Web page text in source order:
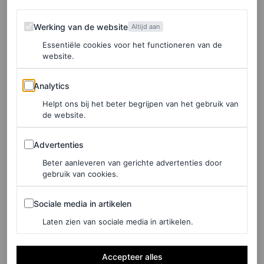
/10
Werking van de website
Werking van de website Altijd aan
Essentiële cookies voor het functioneren van de
website.
Analytics
Analytics
Helpt ons bij het beter begrijpen van het gebruik van
de website.
Advertenties
Advertenties
Beter aanleveren van gerichte advertenties door
gebruik van cookies.
Sociale media in artikelen
Sociale media in artikelen
Laten zien van sociale media in artikelen.
Accepteer alles